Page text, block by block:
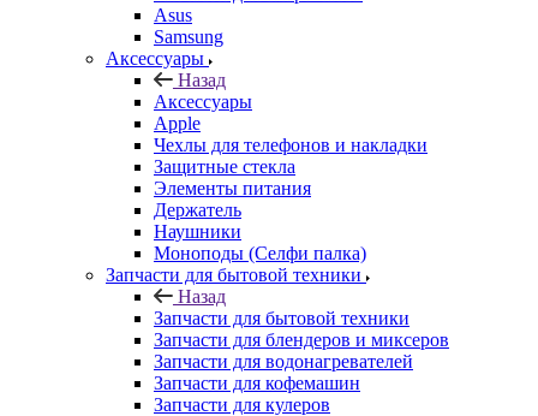
Asus
Samsung
Аксессуары
Назад
Аксессуары
Apple
Чехлы для телефонов и накладки
Защитные стекла
Элементы питания
Держатель
Наушники
Моноподы (Селфи палка)
Запчасти для бытовой техники
Назад
Запчасти для бытовой техники
Запчасти для блендеров и миксеров
Запчасти для водонагревателей
Запчасти для кофемашин
Запчасти для кулеров